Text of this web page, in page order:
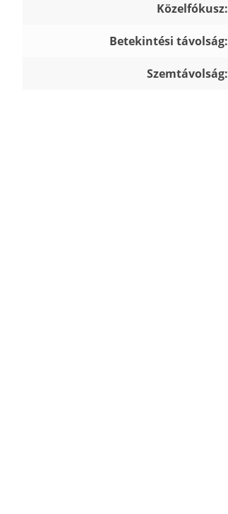
Közelfókusz:
Betekintési távolság:
Szemtávolság: